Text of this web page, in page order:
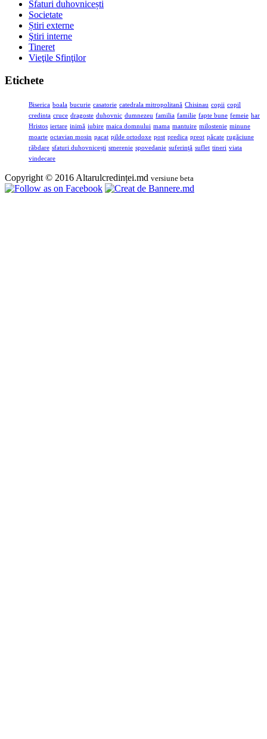
Sfaturi duhovnicești
Societate
Știri externe
Ştiri interne
Tineret
Vieţile Sfinţilor
Etichete
Biserica boala bucurie casatorie catedrala mitropolitană Chisinau copii copil
credinta cruce dragoste duhovnic dumnezeu familia familie fapte bune femeie har
Hristos iertare inimă iubire maica domnului mama mantuire milostenie minune
moarte octavian mosin pacat pilde ortodoxe post predica preot păcate rugăciune
răbdare sfaturi duhovnicești smerenie spovedanie suferinţă suflet tineri viata
vindecare
Copyright © 2016 Altarulcredinței.md versiune beta